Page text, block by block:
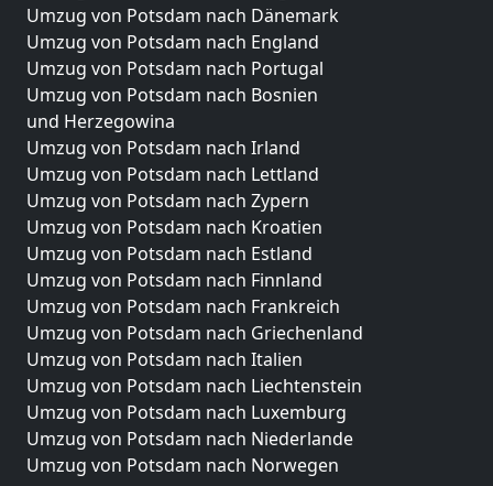
Umzug von Potsdam nach Dänemark
Umzug von Potsdam nach England
Umzug von Potsdam nach Portugal
Umzug von Potsdam nach Bosnien
und Herzegowina
Umzug von Potsdam nach Irland
Umzug von Potsdam nach Lettland
Umzug von Potsdam nach Zypern
Umzug von Potsdam nach Kroatien
Umzug von Potsdam nach Estland
Umzug von Potsdam nach Finnland
Umzug von Potsdam nach Frankreich
Umzug von Potsdam nach Griechenland
Umzug von Potsdam nach Italien
Umzug von Potsdam nach Liechtenstein
Umzug von Potsdam nach Luxemburg
Umzug von Potsdam nach Niederlande
Umzug von Potsdam nach Norwegen